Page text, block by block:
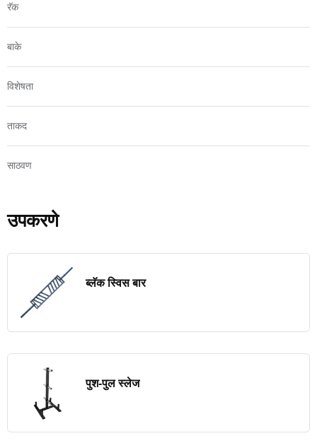
रॅक
बाके
विशेषता
ताकद
साठवण
उपकरणे
ब्लॅक स्विस बार
पुश-पुल स्लेज